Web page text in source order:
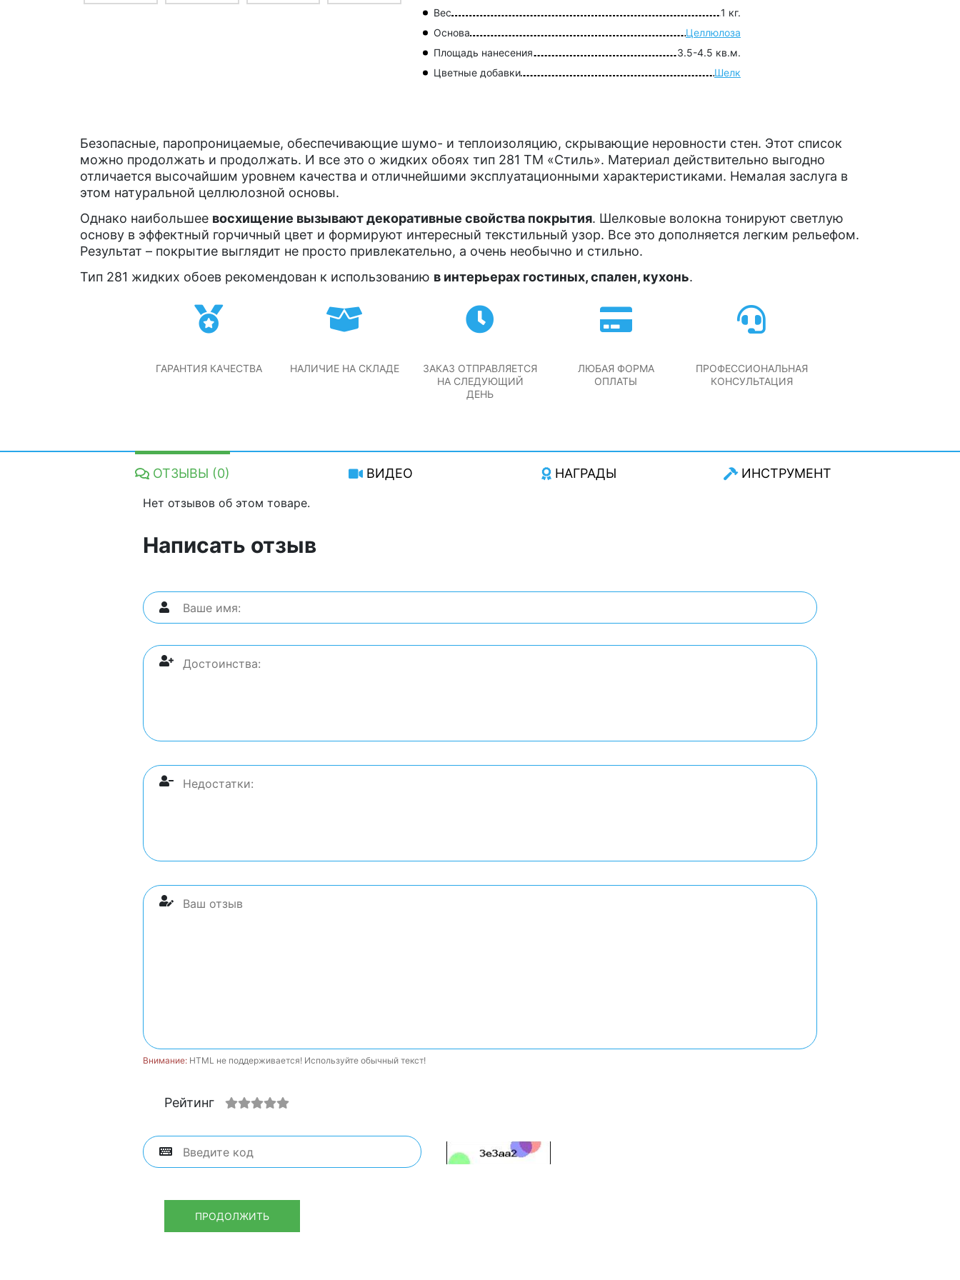
Вес
1 кг.
Основа
Целлюлоза
Площадь нанесения
3.5-4.5 кв.м.
Цветные добавки
Шелк
Безопасные, паропроницаемые, обеспечивающие шумо- и теплоизоляцию, скрывающие неровности стен. Этот список
можно продолжать и продолжать. И все это о жидких обоях тип 281 ТМ «Стиль». Материал действительно выгодно
отличается высочайшим уровнем качества и отличнейшими эксплуатационными характеристиками. Немалая заслуга в
этом натуральной целлюлозной основы.
Однако наибольшее восхищение вызывают декоративные свойства покрытия. Шелковые волокна тонируют светлую
основу в эффектный горчичный цвет и формируют интересный текстильный узор. Все это дополняется легким рельефом.
Результат – покрытие выглядит не просто привлекательно, а очень необычно и стильно.
Тип 281 жидких обоев рекомендован к использованию в интерьерах гостиных, спален, кухонь.
ГАРАНТИЯ КАЧЕСТВА НАЛИЧИЕ НА СКЛАДЕ
ЗАКАЗ ОТПРАВЛЯЕТСЯ
НА СЛЕДУЮЩИЙ
ДЕНЬ
ЛЮБАЯ ФОРМА
ОПЛАТЫ
ПРОФЕССИОНАЛЬНАЯ
КОНСУЛЬТАЦИЯ
ОТЗЫВЫ (0) ВИДЕО НАГРАДЫ ИНСТРУМЕНТ
Нет отзывов об этом товаре.
Написать отзыв
Внимание: HTML не поддерживается! Используйте обычный текст!
Рейтинг
ПРОДОЛЖИТЬ